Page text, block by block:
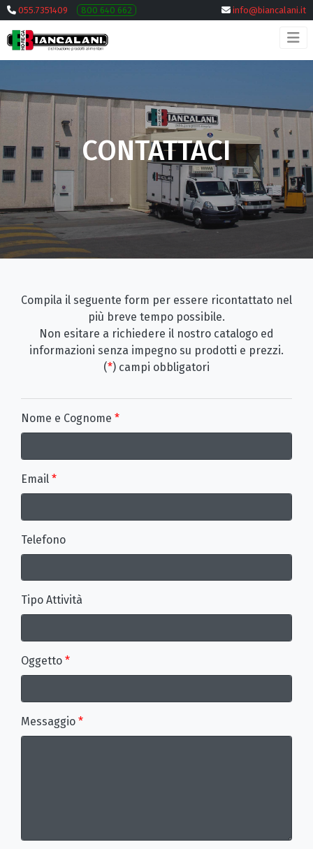
055.7351409 800 640 662 info@biancalani.it
CONTATTACI
Compila il seguente form per essere ricontattato nel
più breve tempo possibile.
Non esitare a richiedere il nostro catalogo ed
informazioni senza impegno su prodotti e prezzi.
(*) campi obbligatori
Nome e Cognome *
Email *
Telefono
Tipo Attività
Oggetto *
Messaggio *